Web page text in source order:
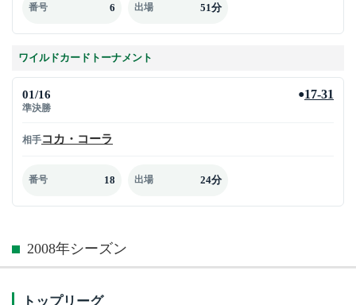
番号 6 出場 51分
ワイルドカードトーナメント
01/16
準決勝
●17-31
相手コカ・コーラ
番号 18 出場 24分
2008年シーズン
トップリーグ